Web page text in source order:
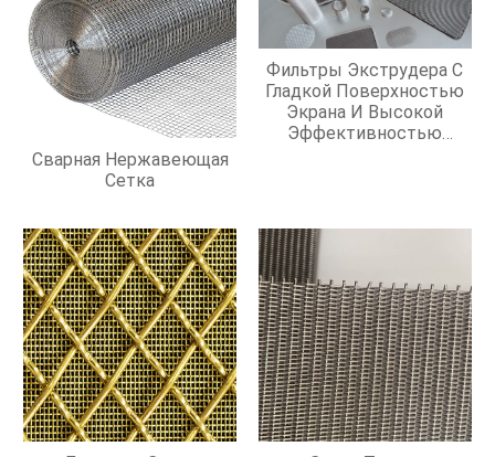
Сварная Нержавеющая
Сетка
Фильтры Экструдера С
Гладкой Поверхностью
Экрана И Высокой
Эффективностью